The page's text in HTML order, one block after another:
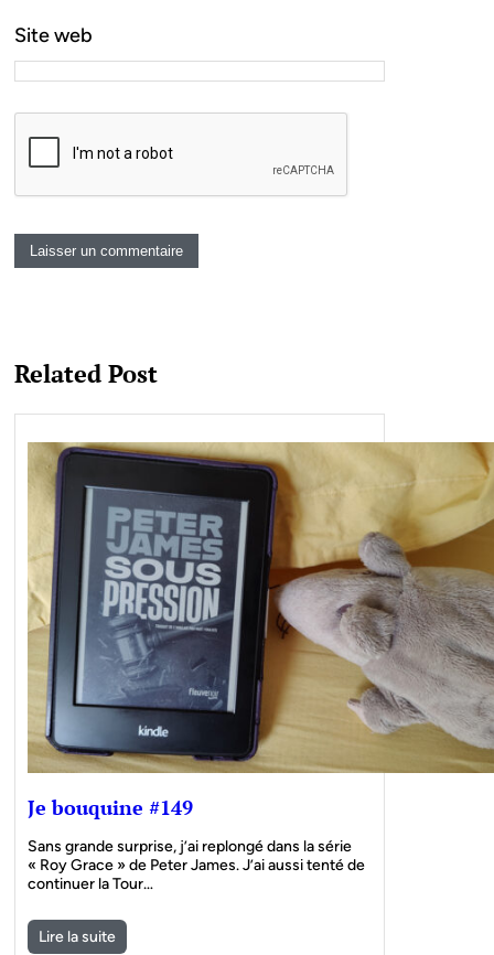
Site web
Related Post
Je bouquine #149
Sans grande surprise, j’ai replongé dans la série
« Roy Grace » de Peter James. J’ai aussi tenté de
continuer la Tour…
Lire la suite